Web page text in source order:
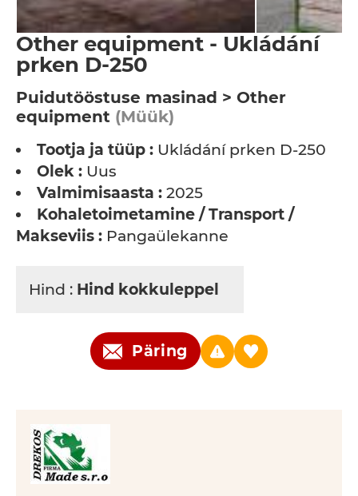
Other equipment - Ukládání
prken D-250
Puidutööstuse masinad > Other
equipment (Müük)
Tootja ja tüüp : Ukládání prken D-250
Olek : Uus
Valmimisaasta : 2025
Kohaletoimetamine / Transport /
Makseviis : Pangaülekanne
Hind : Hind kokkuleppel
Päring